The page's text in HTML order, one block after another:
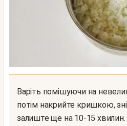
Варіть помішуючи на невеликому вогні 15 хвилин,
потім накрийте кришкою,
залиште ще на 10-15 хвилин.